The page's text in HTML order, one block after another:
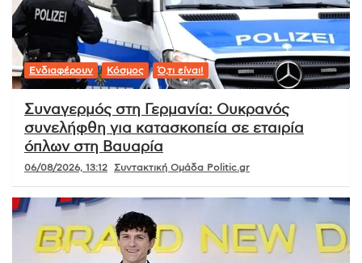
Ενδιαφέρουν Κόσμος Ό,τι είναι!
Συναγερμός στη Γερμανία: Ουκρανός
συνελήφθη για κατασκοπεία σε εταιρία
όπλων στη Βαυαρία
06/08/2026, 13:12 Συντακτική Ομάδα Politic.gr